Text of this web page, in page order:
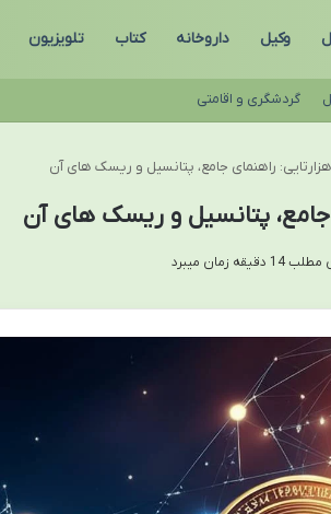
وکیل داروخانه کتاب تلویزیون
گردشگری و اقامتی
هزارتایی: راهنمای جامع، پتانسیل و ریسک های آن
جامع، پتانسیل و ریسک های آن
زمان میبرد